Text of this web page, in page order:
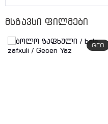
მსგავსი ფილმები
GEO